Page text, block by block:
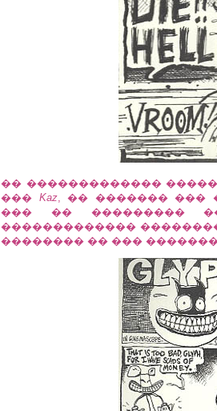
�� �������������
��� Kaz, �� ������� ���
��� �� ��������� ��
�������������
�������� �� ���